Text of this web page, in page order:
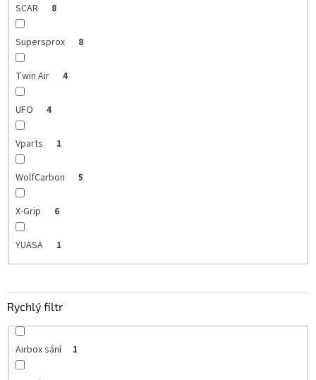
SCAR 8
Supersprox 8
Twin Air 4
UFO 4
Vparts 1
WolfCarbon 5
X-Grip 6
YUASA 1
Rychlý filtr
Airbox sání 1